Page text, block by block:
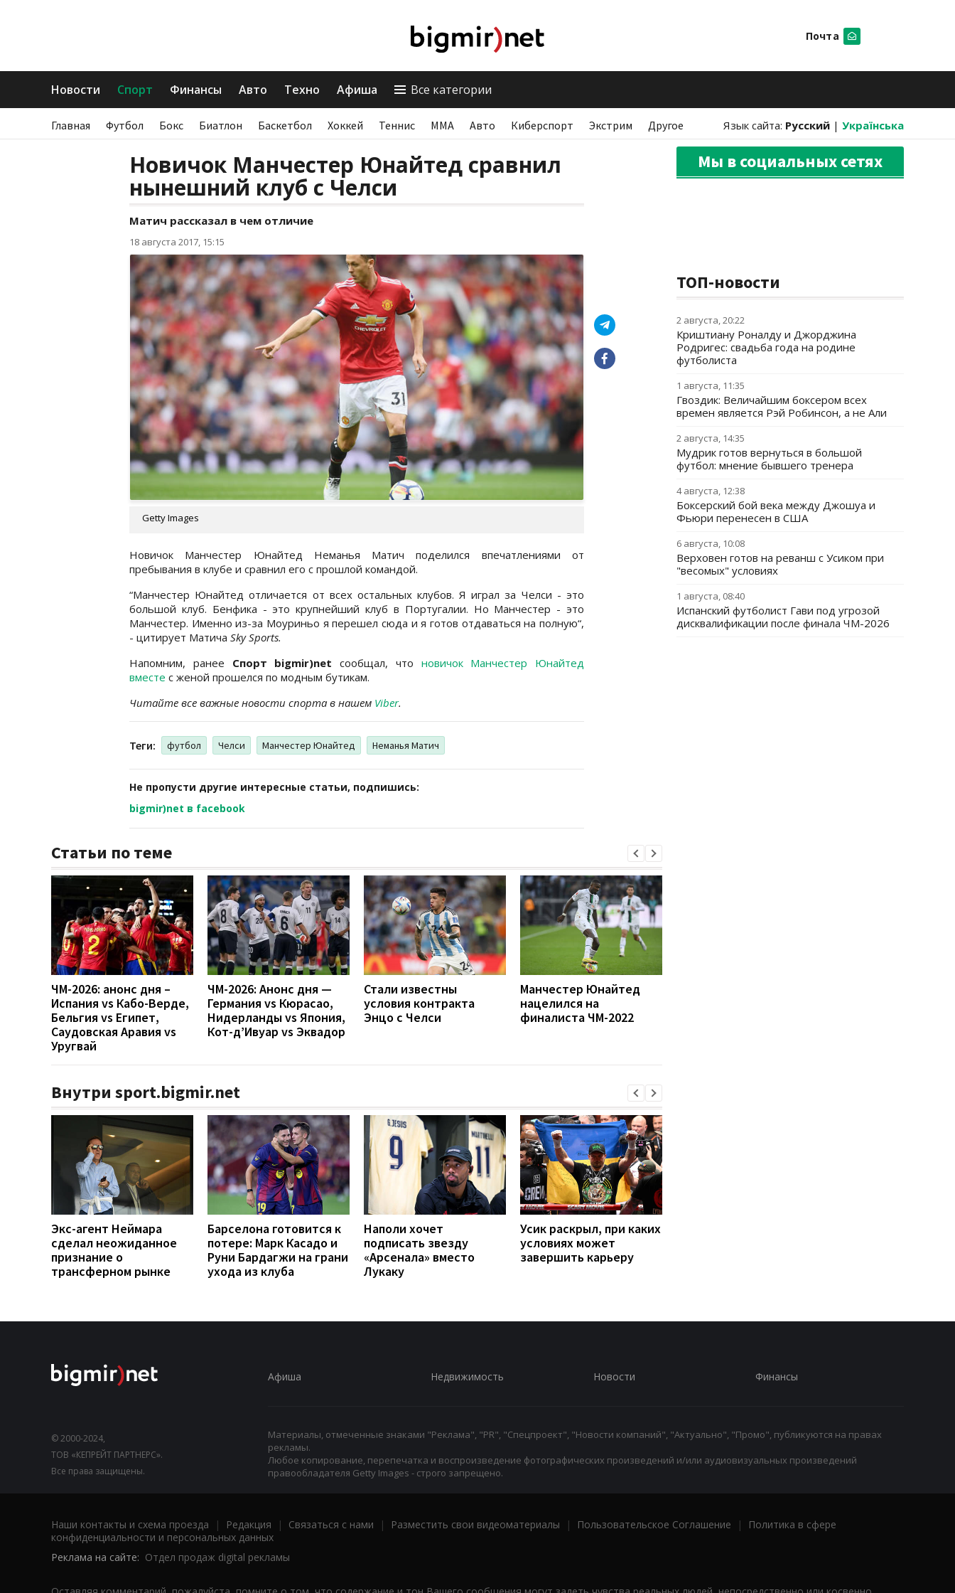
Почта
Новости Спорт Финансы Авто Техно Афиша Все категории
Главная Футбол Бокс Биатлон Баскетбол Хоккей Теннис ММА Авто Киберспорт Экстрим Другое Язык сайта: Русский | Українська
Новичок Манчестер Юнайтед сравнил
нынешний клуб с Челси
Матич рассказал в чем отличие
18 августа 2017, 15:15
Getty Images
Новичок Манчестер Юнайтед Неманья Матич поделился впечатлениями от
пребывания в клубе и сравнил его с прошлой командой.
“Манчестер Юнайтед отличается от всех остальных клубов. Я играл за Челси - это
большой клуб. Бенфика - это крупнейший клуб в Португалии. Но Манчестер - это
Манчестер. Именно из-за Моуриньо я перешел сюда и я готов отдаваться на полную“,
- цитирует Матича Sky Sports.
Напомним, ранее Спорт bigmir)net сообщал, что новичок Манчестер Юнайтед
вместе с женой прошелся по модным бутикам.
Читайте все важные новости спорта в нашем Viber.
Теги: футбол Челси Манчестер Юнайтед Неманья Матич
Не пропусти другие интересные статьи, подпишись:
bigmir)net в facebook
Статьи по теме
ЧМ-2026: анонс дня –
Испания vs Кабо-Верде,
Бельгия vs Египет,
Саудовская Аравия vs
Уругвай
ЧМ-2026: Анонс дня —
Германия vs Кюрасао,
Нидерланды vs Япония,
Кот-д’Ивуар vs Эквадор
Стали известны
условия контракта
Энцо с Челси
Манчестер Юнайтед
нацелился на
финалиста ЧМ-2022
Внутри sport.bigmir.net
Экс-агент Неймара
сделал неожиданное
признание о
трансферном рынке
Барселона готовится к
потере: Марк Касадо и
Руни Бардагжи на грани
ухода из клуба
Наполи хочет
подписать звезду
«Арсенала» вместо
Лукаку
Усик раскрыл, при каких
условиях может
завершить карьеру
Мы в социальных сетях
ТОП-новости
2 августа, 20:22
Криштиану Роналду и Джорджина
Родригес: свадьба года на родине
футболиста
1 августа, 11:35
Гвоздик: Величайшим боксером всех
времен является Рэй Робинсон, а не Али
2 августа, 14:35
Мудрик готов вернуться в большой
футбол: мнение бывшего тренера
4 августа, 12:38
Боксерский бой века между Джошуа и
Фьюри перенесен в США
6 августа, 10:08
Верховен готов на реванш с Усиком при
"весомых" условиях
1 августа, 08:40
Испанский футболист Гави под угрозой
дисквалификации после финала ЧМ-2026
© 2000-2024,
ТОВ «КЕПРЕЙТ ПАРТНЕРС».
Все права защищены.
Афиша Недвижимость Новости Финансы
Материалы, отмеченные знаками "Реклама", "PR", "Спецпроект", "Новости компаний", "Актуально", "Промо", публикуются на правах
рекламы.
Любое копирование, перепечатка и воспроизведение фотографических произведений и/или аудиовизуальных произведений
правообладателя Getty Images - строго запрещено.
Наши контакты и схема проезда | Редакция | Связаться с нами | Разместить свои видеоматериалы | Пользовательское Соглашение |
Политика в сфере
конфиденциальности и персональных данных
Реклама на сайте: Отдел продаж digital рекламы